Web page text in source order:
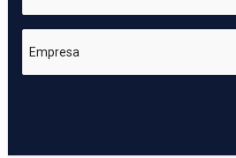
Empresa